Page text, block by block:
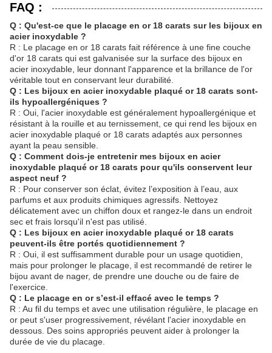
FAQ :
Q : Qu'est-ce que le placage en or 18 carats sur les bijoux en
acier inoxydable ?
R : Le placage en or 18 carats fait référence à une fine couche
d'or 18 carats qui est galvanisée sur la surface des bijoux en
acier inoxydable, leur donnant l'apparence et la brillance de l'or
véritable tout en conservant leur durabilité.
Q : Les bijoux en acier inoxydable plaqué or 18 carats sont-
ils hypoallergéniques ?
R : Oui, l'acier inoxydable est généralement hypoallergénique et
résistant à la rouille et au ternissement, ce qui rend les bijoux en
acier inoxydable plaqué or 18 carats adaptés aux personnes
ayant la peau sensible.
Q : Comment dois-je entretenir mes bijoux en acier
inoxydable plaqué or 18 carats pour qu'ils conservent leur
aspect neuf ?
R : Pour conserver son éclat, évitez l’exposition à l’eau, aux
parfums et aux produits chimiques agressifs. Nettoyez
délicatement avec un chiffon doux et rangez-le dans un endroit
sec et frais lorsqu'il n'est pas utilisé.
Q : Les bijoux en acier inoxydable plaqué or 18 carats
peuvent-ils être portés quotidiennement ?
R : Oui, il est suffisamment durable pour un usage quotidien,
mais pour prolonger le placage, il est recommandé de retirer le
bijou avant de nager, de prendre une douche ou de faire de
l'exercice.
Q : Le placage en or s’est-il effacé avec le temps ?
R : Au fil du temps et avec une utilisation régulière, le placage en
or peut s'user progressivement, révélant l'acier inoxydable en
dessous. Des soins appropriés peuvent aider à prolonger la
durée de vie du placage.